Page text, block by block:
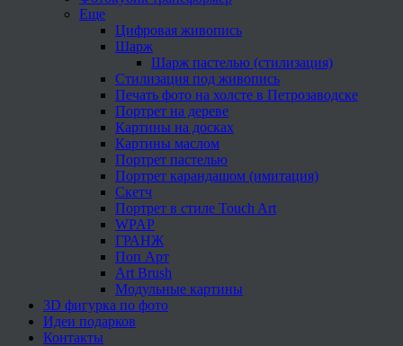
Еще
Цифровая живопись
Шарж
Шарж пастелью (стилизация)
Стилизация под живопись
Печать фото на холсте в Петрозаводске
Портрет на дереве
Картины на досках
Картины маслом
Портрет пастелью
Портрет карандашом (имитация)
Скетч
Портрет в стиле Touch Art
WPAP
ГРАНЖ
Поп Арт
Art Brush
Модульные картины
3D фигурка по фото
Идеи подарков
Контакты